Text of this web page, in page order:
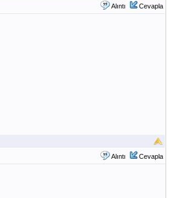
Alıntı Cevapla
Alıntı Cevapla